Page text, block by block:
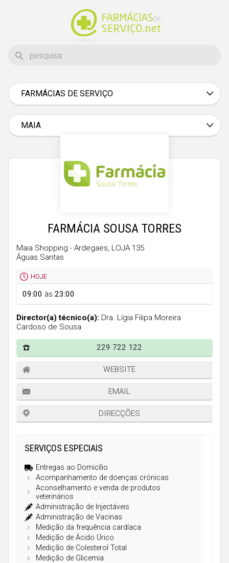
FARMÁCIAS DE SERVIÇO
Braga
Bragança
Castelo Branco
Guarda
Lisboa
Portalegre
Porto
Santarém
Setúbal
Viana do Castelo
Vila Real
Viseu
Madeira
MAIA
FARMÁCIA SOUSA TORRES
Maia Shopping - Ardegaes, LOJA 135
Águas Santas
HOJE
09:00 às 23:00
Director(a) técnico(a): Dra. Lígia Filipa Moreira
Cardoso de Sousa
229 722 122
WEBSITE
EMAIL
DIRECÇÕES
SERVIÇOS ESPECIAIS
Entregas ao Domicílio
Acompanhamento de doenças crónicas
Aconselhamento e venda de produtos
veterinários
Administração de Injectáveis
Administração de Vacinas
Medição da frequência cardíaca
Medição de Ácido Úrico
Medição de Colesterol Total
Medição de Glicemia